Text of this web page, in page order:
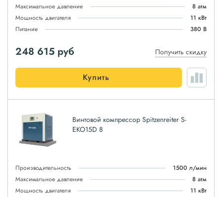
Максимальное давление
8 атм
Мощность двигателя
11 кВт
Питание
380 В
248 615 руб Получить скидку
Купить
Винтовой компрессор Spitzenreiter S-
EKO15D 8
Производительность
1500 л/мин
Максимальное давление
8 атм
Мощность двигателя
11 кВт